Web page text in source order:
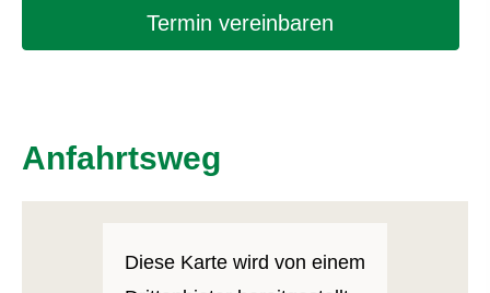
Termin ver­ein­baren
Anfahrtsweg
Diese Karte wird von einem